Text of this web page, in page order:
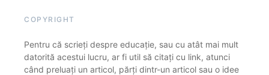
COPYRIGHT
Pentru că scrieți despre educație, sau cu atât mai mult
datorită acestui lucru, ar fi util să citați cu link, atunci
când preluați un articol, părți dintr-un articol sau o idee